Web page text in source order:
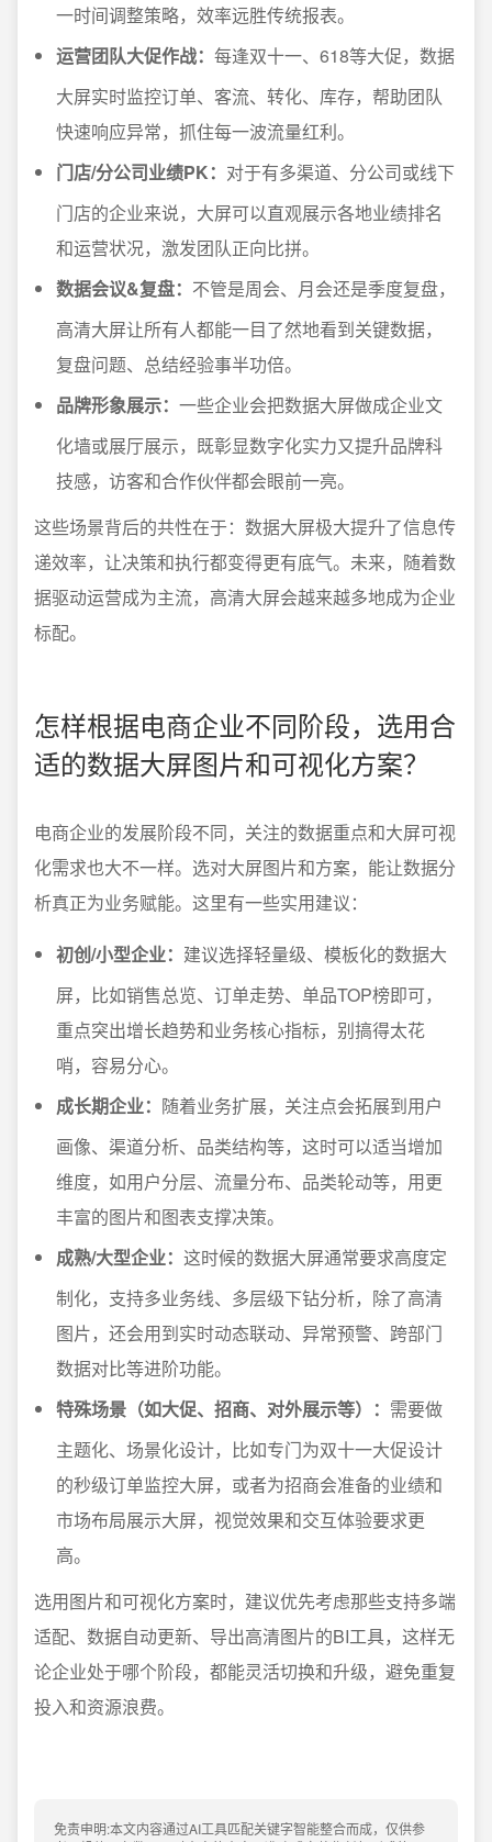
一时间调整策略，效率远胜传统报表。
运营团队大促作战： 每逢双十一、618等大促，数据
大屏实时监控订单、客流、转化、库存，帮助团队
快速响应异常，抓住每一波流量红利。
门店/分公司业绩PK： 对于有多渠道、分公司或线下
门店的企业来说，大屏可以直观展示各地业绩排名
和运营状况，激发团队正向比拼。
数据会议&复盘： 不管是周会、月会还是季度复盘，
高清大屏让所有人都能一目了然地看到关键数据，
复盘问题、总结经验事半功倍。
品牌形象展示： 一些企业会把数据大屏做成企业文
化墙或展厅展示，既彰显数字化实力又提升品牌科
技感，访客和合作伙伴都会眼前一亮。
这些场景背后的共性在于：数据大屏极大提升了信息传
递效率，让决策和执行都变得更有底气。未来，随着数
据驱动运营成为主流，高清大屏会越来越多地成为企业
标配。
怎样根据电商企业不同阶段，选用合
适的数据大屏图片和可视化方案？
电商企业的发展阶段不同，关注的数据重点和大屏可视
化需求也大不一样。选对大屏图片和方案，能让数据分
析真正为业务赋能。这里有一些实用建议：
初创/小型企业： 建议选择轻量级、模板化的数据大
屏，比如销售总览、订单走势、单品TOP榜即可，
重点突出增长趋势和业务核心指标，别搞得太花
哨，容易分心。
成长期企业： 随着业务扩展，关注点会拓展到用户
画像、渠道分析、品类结构等，这时可以适当增加
维度，如用户分层、流量分布、品类轮动等，用更
丰富的图片和图表支撑决策。
成熟/大型企业： 这时候的数据大屏通常要求高度定
制化，支持多业务线、多层级下钻分析，除了高清
图片，还会用到实时动态联动、异常预警、跨部门
数据对比等进阶功能。
特殊场景（如大促、招商、对外展示等）： 需要做
主题化、场景化设计，比如专门为双十一大促设计
的秒级订单监控大屏，或者为招商会准备的业绩和
市场布局展示大屏，视觉效果和交互体验要求更
高。
选用图片和可视化方案时，建议优先考虑那些支持多端
适配、数据自动更新、导出高清图片的BI工具，这样无
论企业处于哪个阶段，都能灵活切换和升级，避免重复
投入和资源浪费。
免责申明:本文内容通过AI工具匹配关键字智能整合而成，仅供参